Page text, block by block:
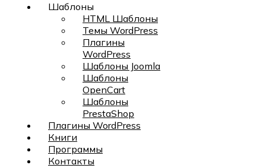
Шаблоны
HTML Шаблоны
Темы WordPress
Плагины
WordPress
Шаблоны Joomla
Шаблоны
OpenCart
Шаблоны
PrestaShop
Плагины WordPress
Книги
Программы
Контакты